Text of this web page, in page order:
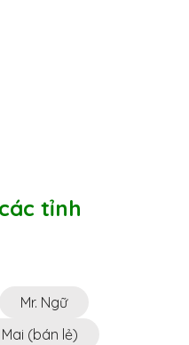
tỉnh
Mr. Ngữ
Mai (bán lẻ)